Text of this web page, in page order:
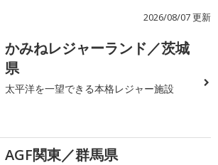
2026/08/07 更新
かみねレジャーランド／茨城
県
太平洋を一望できる本格レジャー施設
AGF関東／群馬県